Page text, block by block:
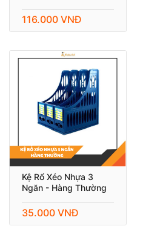
116.000 VNĐ
Kệ Rổ Xéo Nhựa 3
Ngăn - Hàng Thường
35.000 VNĐ